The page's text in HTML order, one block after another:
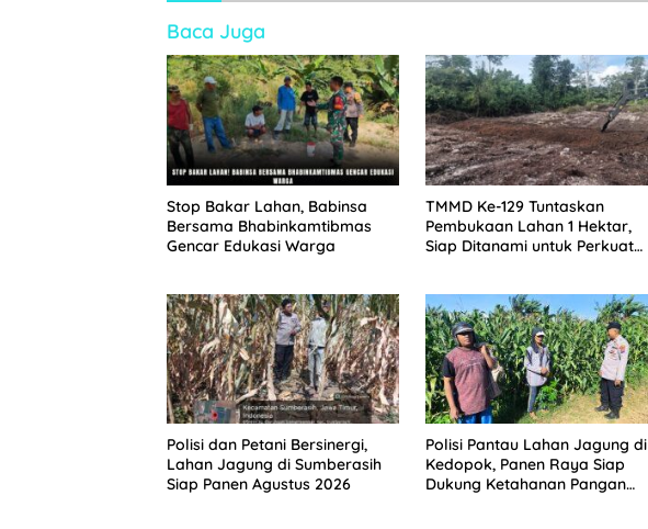
Baca Juga
Stop Bakar Lahan, Babinsa
Bersama Bhabinkamtibmas
Gencar Edukasi Warga
TMMD Ke-129 Tuntaskan
Pembukaan Lahan 1 Hektar,
Siap Ditanami untuk Perkuat
Polisi dan Petani Bersinergi,
Lahan Jagung di Sumberasih
Siap Panen Agustus 2026
Polisi Pantau Lahan Jagung di
Kedopok, Panen Raya Siap
Dukung Ketahanan Pangan